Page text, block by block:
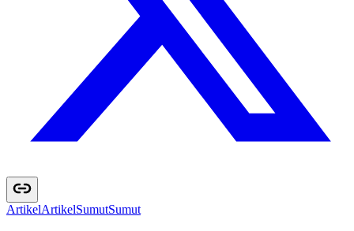
ArtikelArtikelSumutSumut